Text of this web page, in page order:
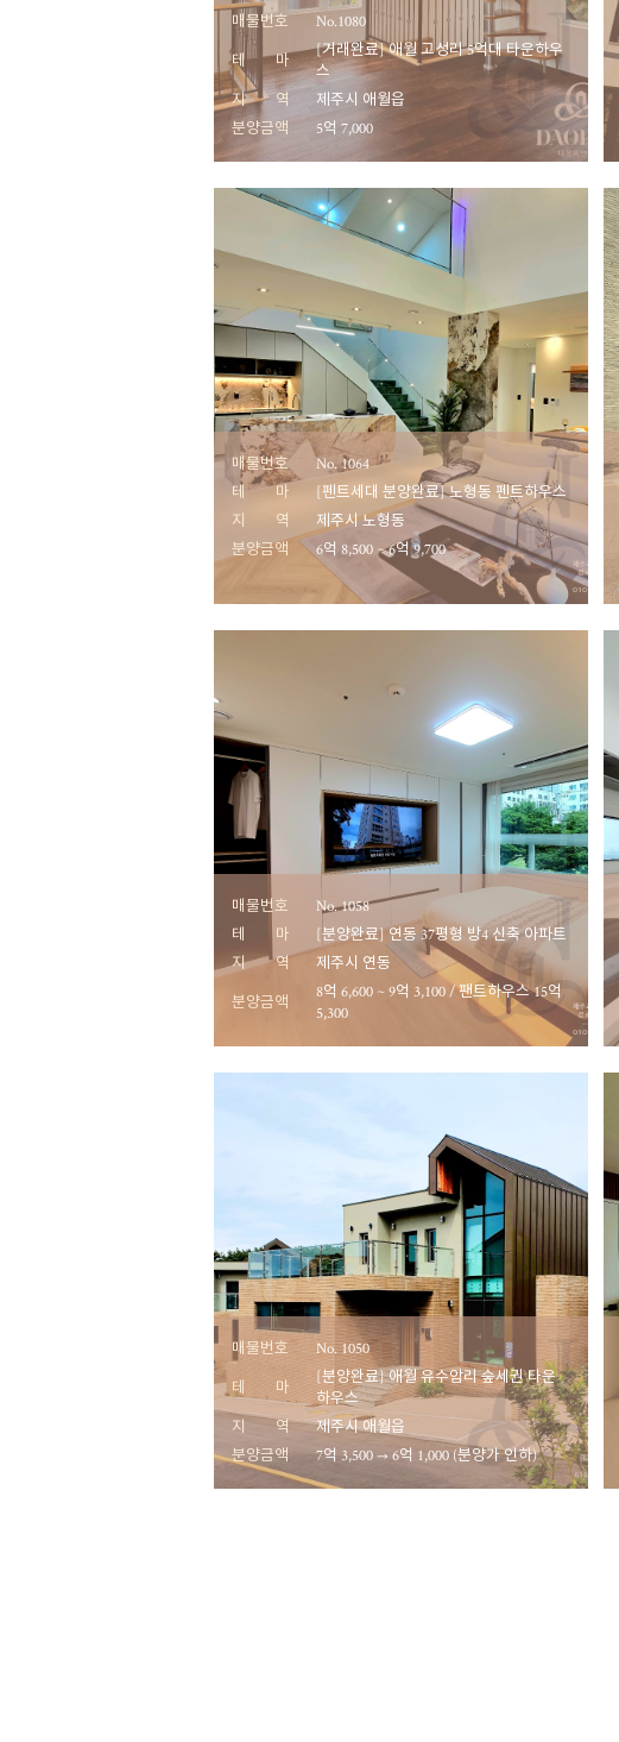
매물번호
No.1080
테 마
[거래완료] 애월 고성리 5억대 타운하우
스
지 역
제주시 애월읍
분양금액
5억 7,000
매물번호
No. 1064
테 마
[펜트세대 분양완료] 노형동 펜트하우스
지 역
제주시 노형동
분양금액
6억 8,500 ~ 6억 9,700
매물번호
No. 1058
테 마
[분양완료] 연동 37평형 방4 신축 아파트
지 역
제주시 연동
분양금액
8억 6,600 ~ 9억 3,100 / 팬트하우스 15억
5,300
매물번호
No. 1050
테 마
[분양완료] 애월 유수암리 숲세권 타운
하우스
지 역
제주시 애월읍
분양금액
7억 3,500 → 6억 1,000 (분양가 인하)